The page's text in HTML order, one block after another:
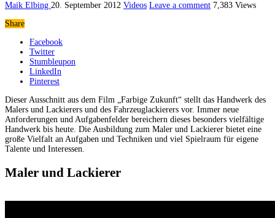
Maik Elbing 20. September 2012 Videos Leave a comment 7,383 Views
Share
Facebook
Twitter
Stumbleupon
LinkedIn
Pinterest
Dieser Ausschnitt aus dem Film „Farbige Zukunft“ stellt das Handwerk des
Malers und Lackierers und des Fahrzeuglackierers vor. Immer neue
Anforderungen und Aufgabenfelder bereichern dieses besonders vielfältige
Handwerk bis heute. Die Ausbildung zum Maler und Lackierer bietet eine
große Vielfalt an Aufgaben und Techniken und viel Spielraum für eigene
Talente und Interessen.
Maler und Lackierer